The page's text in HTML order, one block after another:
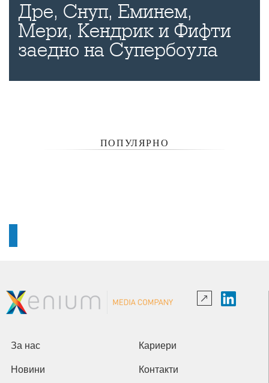
Дре, Снуп, Еминем,
Мери, Кендрик и Фифти
заедно на Супербоула
ПОПУЛЯРНО
За нас Кариери
Новини Контакти